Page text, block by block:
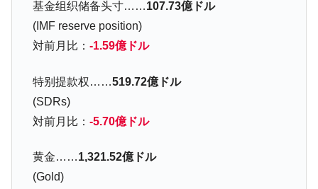
だ。
『Money1』
『韓国銀行』が「金の保有量を増やしま
す」⇒「金を経由するドル入手」手段ではないのか？
『Money1』
韓国･外為取引量「1日当たり1,214.4億ド
『Money1』
韓国･帰ってきた李在明。李在明を支持しな
『Money1』
韓国大統領府ボンクラ政策室長が告発され
た ⇒ 国家が行った恐るべき株価操作であり、空前の国政壟
基金组织储备头寸……107.73億ドル
(IMF reserve position)
対前月比： -1.59億ドル
特别提款权……519.72億ドル
(SDRs)
対前月比： -5.70億ドル
黄金……1,321.52億ドル
(Gold)